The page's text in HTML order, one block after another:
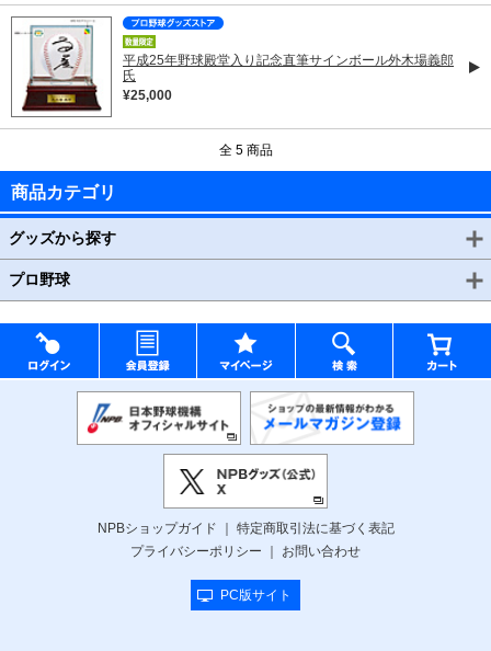
平成25年野球殿堂入り記念直筆サインボール外木場義郎
氏
¥25,000
全 5 商品
商品カテゴリ
グッズから探す
プロ野球
NPBショップガイド
特定商取引法に基づく表記
プライバシーポリシー
お問い合わせ
PC版サイト